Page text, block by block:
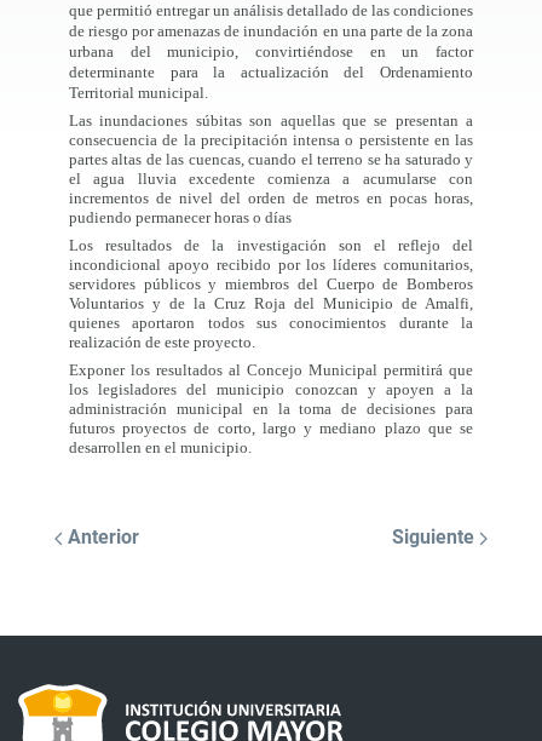
que permitió entregar un análisis detallado de las condiciones
de riesgo por amenazas de inundación en una parte de la zona
urbana del municipio, convirtiéndose en un factor
determinante para la actualización del Ordenamiento
Territorial municipal.
Las inundaciones súbitas son aquellas que se presentan a
consecuencia de la precipitación intensa o persistente en las
partes altas de las cuencas, cuando el terreno se ha saturado y
el agua lluvia excedente comienza a acumularse con
incrementos de nivel del orden de metros en pocas horas,
pudiendo permanecer horas o días
Los resultados de la investigación son el reflejo del
incondicional apoyo recibido por los líderes comunitarios,
servidores públicos y miembros del Cuerpo de Bomberos
Voluntarios y de la Cruz Roja del Municipio de Amalfi,
quienes aportaron todos sus conocimientos durante la
realización de este proyecto.
Exponer los resultados al Concejo Municipal permitirá que
los legisladores del municipio conozcan y apoyen a la
administración municipal en la toma de decisiones para
futuros proyectos de corto, largo y mediano plazo que se
desarrollen en el municipio.
Anterior Siguiente